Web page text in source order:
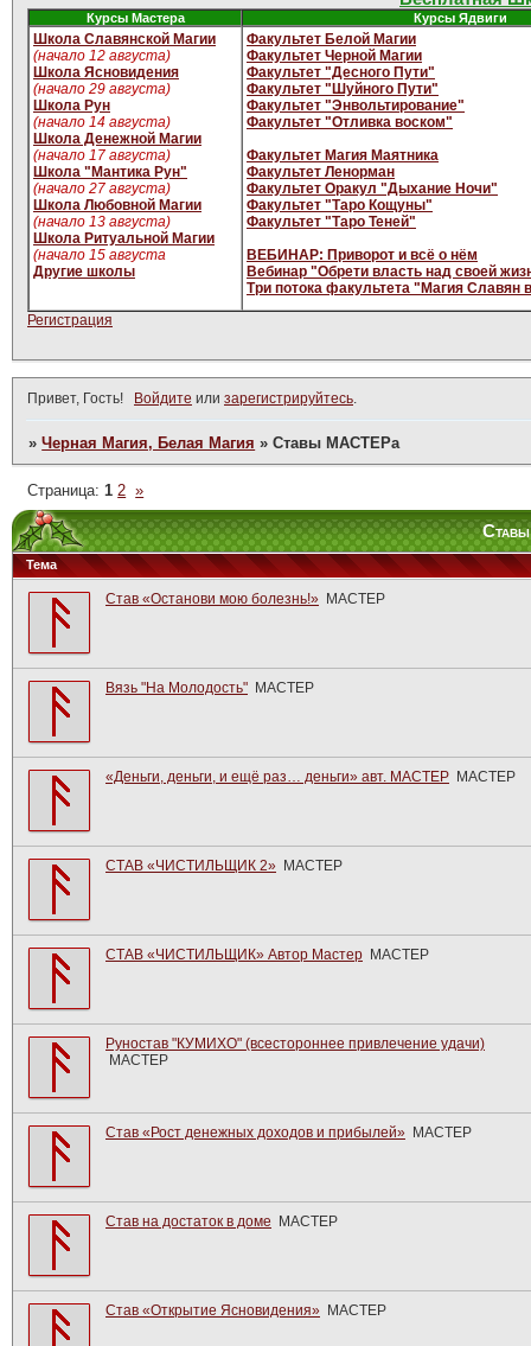
Курсы Мастера Курсы Ядвиги
Школа Славянской Магии
(начало 12 августа)
Школа Ясновидения
(начало 29 августа)
Школа Рун
(начало 14 августа)
Школа Денежной Магии
(начало 17 августа)
Школа "Мантика Рун"
(начало 27 августа)
Школа Любовной Магии
(начало 13 августа)
Школа Ритуальной Магии
(начало 15 августа
Другие школы
Факультет Белой Магии
Факультет Черной Магии
Факультет "Десного Пути"
Факультет "Шуйного Пути"
Факультет "Энвольтирование"
Факультет "Отливка воском"
Факультет Магия Маятника
Факультет Ленорман
Факультет Оракул "Дыхание Ночи"
Факультет "Таро Кощуны"
Факультет "Таро Теней"
ВЕБИНАР: Приворот и всё о нём
Вебинар "Обрети власть над своей
Три потока факультета "Магия Славян
Регистрация
Привет, Гость! Войдите или зарегистрируйтесь
»Черная Магия, Белая Магия »Ставы МАСТЕРа
Страница: 1 2 »
Тема
Став «Останови мою болезнь!» МАСТЕР
Вязь "На Молодость" МАСТЕР
«Деньги, деньги, и ещё раз… деньги» авт. МАСТЕР МАСТЕР
СТАВ «ЧИСТИЛЬЩИК 2» МАСТЕР
СТАВ «ЧИСТИЛЬЩИК» Автор Мастер МАСТЕР
Руностав "КУМИХО" (всестороннее привлечение удачи)
МАСТЕР
Став «Рост денежных доходов и прибылей» МАСТЕР
Став на достаток в доме МАСТЕР
Став «Открытие Ясновидения» МАСТЕР